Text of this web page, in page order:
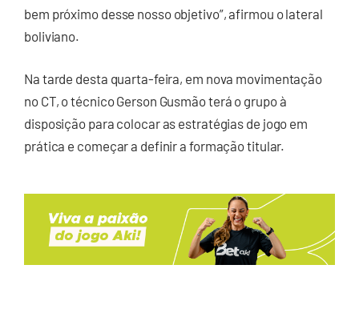
bem próximo desse nosso objetivo”, afirmou o lateral
boliviano.
Na tarde desta quarta-feira, em nova movimentação
no CT, o técnico Gerson Gusmão terá o grupo à
disposição para colocar as estratégias de jogo em
prática e começar a definir a formação titular.